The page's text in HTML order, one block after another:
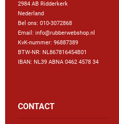
2984 AB Ridderkerk
Nederland
Bel ons: 010-3072868
Email: info@rubberwebshop.nl
KvK-nummer: 96887389
BTW-NR: NL867816454B01
IBAN: NL39 ABNA 0462 4578 34
CONTACT